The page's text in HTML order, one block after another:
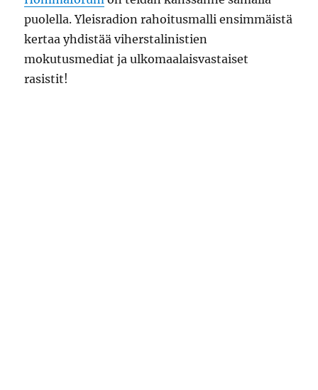
puolella. Yleisradion rahoitusmalli ensimmäistä
kertaa yhdistää viherstalinistien
mokutusmediat ja ulkomaalaisvastaiset
rasistit!